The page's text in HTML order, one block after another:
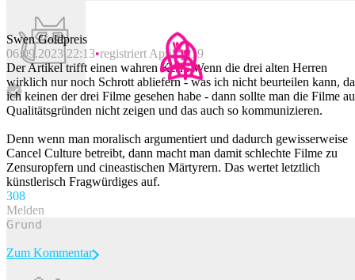
Swen Goldpreis
06.09.2023 22:13 registriert April 2019
Der Artikel trifft einen wahren Kern. Wenn die drei alten Herren
wirklich nur noch Schrott abliefern - was ich nicht beurteilen kann, da
ich keinen der drei Filme gesehen habe - dann sollte man die Filme
Qualitätsgründen nicht zeigen und das auch so kommunizieren.
Denn wenn man moralisch argumentiert und dadurch gewisserweise
Cancel Culture betreibt, dann macht man damit schlechte Filme zu
Zensuropfern und cineastischen Märtyrern. Das wertet letztlich
künstlerisch Fragwürdiges auf.
308
Melden
Zum Kommentar